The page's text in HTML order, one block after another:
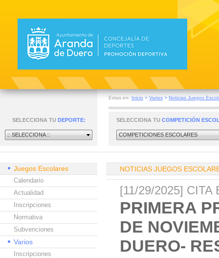
Estas en: Inicio > Varios > Noticias Juegos
SELECCIONA TU DEPORTE:
:: SELECCIONA ::
SELECCIONA TU COMPETICIÓN
COMPETICIONES ESCOLARES
Juegos Escolares
Calendario
Actualidad
Inscripciones
Normativa
Subvenciones
Varios
Inscripciones
NOTICIAS JUEGOS
[11/29/2025] CITA
PRIMERA
DE
DUERO-